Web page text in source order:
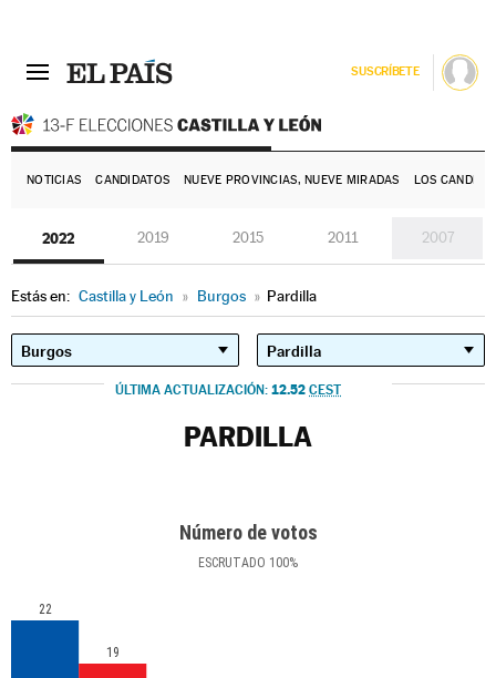
SUSCRÍBETE
NOTICIAS CANDIDATOS NUEVE PROVINCIAS, NUEVE MIRADAS LOS
2022 2019 2015 2011 2007
Estás en: Castilla y León » Burgos » Pardilla
ÚLTIMA ACTUALIZACIÓN: 12.52 CEST
PARDILLA
Número de votos
ESCRUTADO 100%
22
19